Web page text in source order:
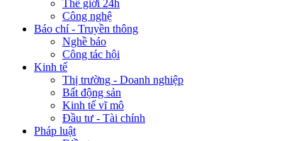
Thế giới 24h
Công nghệ
Báo chí - Truyền thông
Nghề báo
Công tác hội
Kinh tế
Thị trường - Doanh nghiệp
Bất động sản
Kinh tế vĩ mô
Đầu tư - Tài chính
Pháp luật